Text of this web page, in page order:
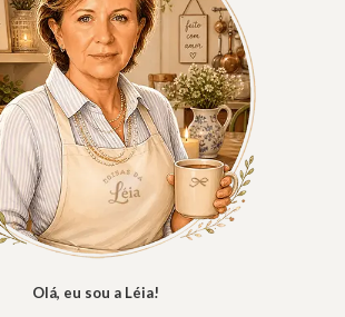
Olá, eu sou a Léia!